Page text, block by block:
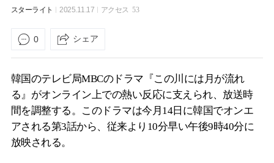
スターライト 2025.11.17 アクセス 53
0 シェア
韓国のテレビ局MBCのドラマ『この川には月が流れ
る』がオンライン上での熱い反応に支えられ、放送時
間を調整する。このドラマは今月14日に韓国でオンエ
アされる第3話から、従来より10分早い午後9時40分に
放映される。